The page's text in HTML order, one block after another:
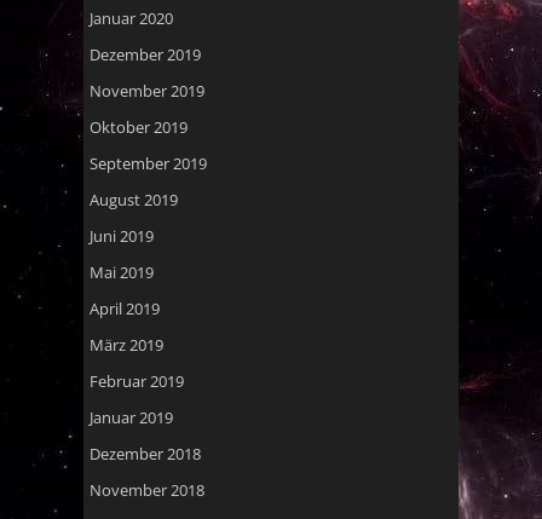
Januar 2020
Dezember 2019
November 2019
Oktober 2019
September 2019
August 2019
Juni 2019
Mai 2019
April 2019
März 2019
Februar 2019
Januar 2019
Dezember 2018
November 2018